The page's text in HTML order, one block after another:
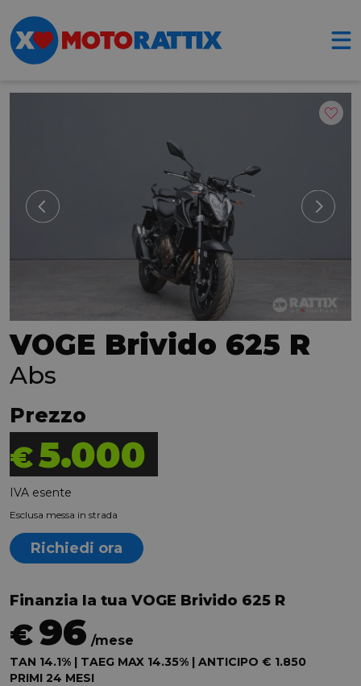
VOGE Brivido 625 R
Abs
Prezzo
€5.000
IVA esente
Esclusa messa in strada
Richiedi ora
Finanzia la tua VOGE Brivido 625 R
€96 /mese
TAN 14.1% | TAEG MAX 14.35% | ANTICIPO € 1.850
PRIMI 24 MESI